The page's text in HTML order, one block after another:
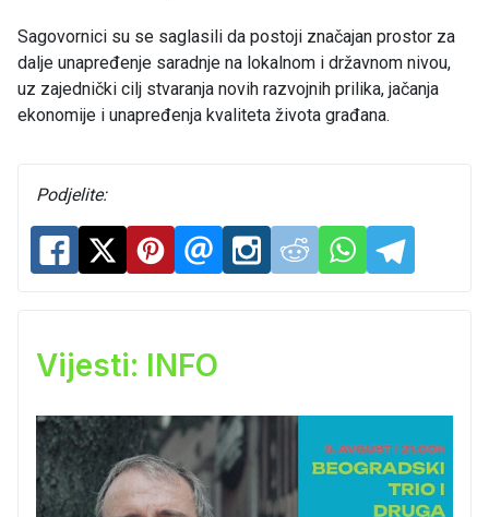
Sagovornici su se saglasili da postoji značajan prostor za
dalje unapređenje saradnje na lokalnom i državnom nivou,
uz zajednički cilj stvaranja novih razvojnih prilika, jačanja
ekonomije i unapređenja kvaliteta života građana.
Podjelite:
Vijesti: INFO